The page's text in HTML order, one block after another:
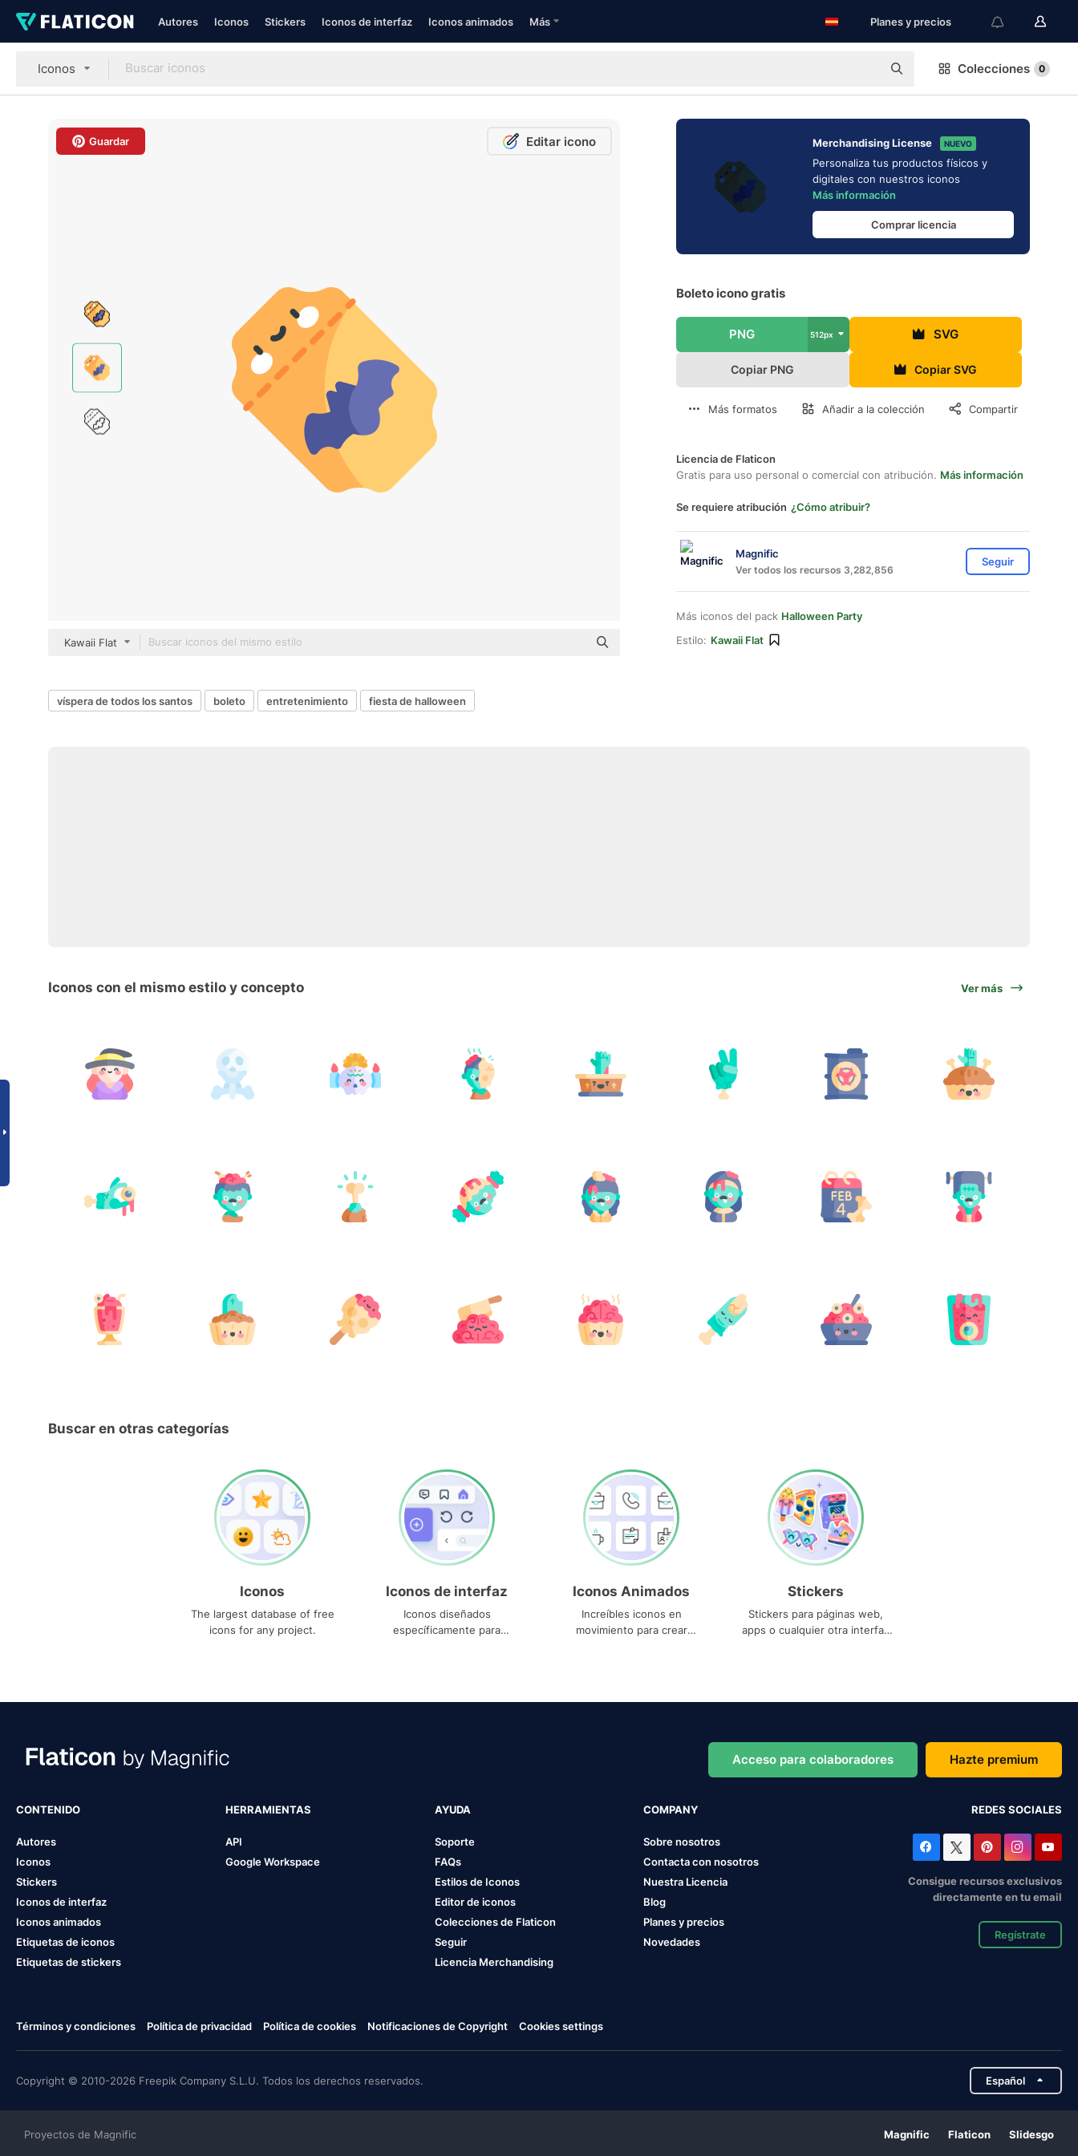
Autores Iconos Stickers Iconos de interfaz Iconos animados Más Planes y precios
Iconos Colecciones 0
Guardar Editar icono
Kawaii Flat
Merchandising License NUEVO
Personaliza tus productos físicos y
digitales con nuestros iconos
Más información
Comprar licencia
Boleto icono gratis
PNG 512px SVG
Copiar PNG Copiar SVG
Más formatos Añadir a la colección Compartir
Licencia de Flaticon
Gratis para uso personal o comercial con atribución. Más información
Se requiere atribución ¿Cómo atribuir?
Magnific
Ver todos los recursos 3,282,856
Seguir
Más iconos del pack Halloween Party
Estilo: Kawaii Flat
víspera de todos los santos boleto entretenimiento fiesta de halloween
Iconos con el mismo estilo y concepto Ver más
Buscar en otras categorías
Iconos
The largest database of free
icons for any project.
Iconos de interfaz
Iconos diseñados
específicamente para
Iconos Animados
Increíbles iconos en
movimiento para crear
Stickers
Stickers para páginas web,
apps o cualquier otra interfaz
Acceso para colaboradores Hazte premium
CONTENIDO
Autores
Iconos
Stickers
Iconos de interfaz
Iconos animados
Etiquetas de iconos
Etiquetas de stickers
HERRAMIENTAS
API
Google Workspace
AYUDA
Soporte
FAQs
Estilos de Iconos
Editor de iconos
Colecciones de Flaticon
Seguir
Licencia Merchandising
COMPANY
Sobre nosotros
Contacta con nosotros
Nuestra Licencia
Blog
Planes y precios
Novedades
REDES SOCIALES
Consigue recursos exclusivos
directamente en tu email
Regístrate
Términos y condiciones Política de privacidad Política de cookies Notificaciones de Copyright Cookies settings
Copyright © 2010-2026 Freepik Company S.L.U. Todos los derechos reservados. Español
Proyectos de Magnific Magnific Flaticon Slidesgo